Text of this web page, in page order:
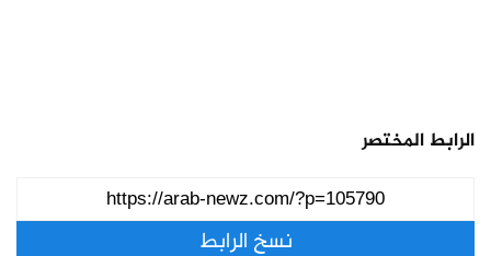
الرابط المختصر
نسخ الرابط